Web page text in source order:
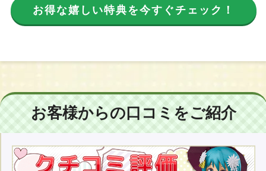
お得な嬉しい特典を今すぐチェック！
お客様からの口コミをご紹介